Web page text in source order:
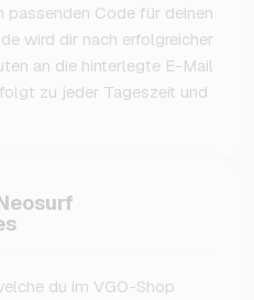
Code für deinen
wird dir nach erfolgreicher
an die hinterlegte E-Mail
zu jeder Tageszeit und
du im VGO-Shop